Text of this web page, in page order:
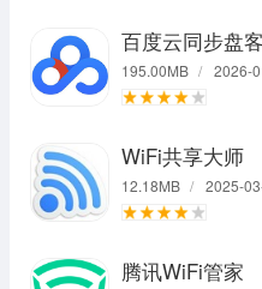
百度云同步盘
195.00MB / 2026-
WiFi共享大师
12.18MB / 2025-
腾讯WiFi管家